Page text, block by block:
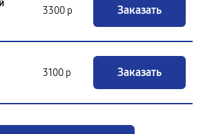
3300 р Заказать
3100 р Заказать